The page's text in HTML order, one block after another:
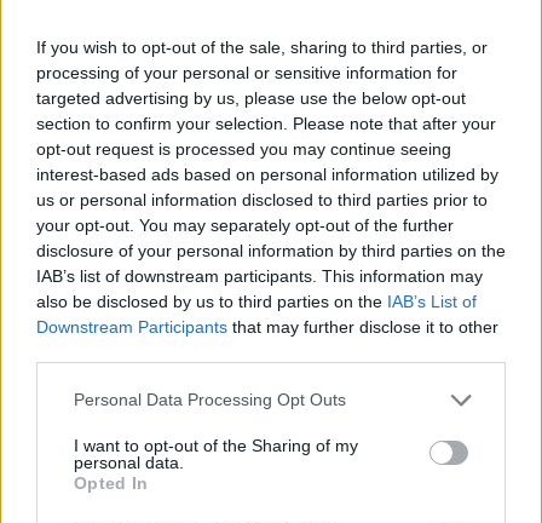
If you wish to opt-out of the sale, sharing to third parties, or
processing of your personal or sensitive information for
targeted advertising by us, please use the below opt-out
section to confirm your selection. Please note that after your
opt-out request is processed you may continue seeing
interest-based ads based on personal information utilized by
us or personal information disclosed to third parties prior to
your opt-out. You may separately opt-out of the further
disclosure of your personal information by third parties on the
IAB’s list of downstream participants. This information may
also be disclosed by us to third parties on the IAB’s List of
Downstream Participants that may further disclose it to other
Please note that this website/app uses one or more Google
not limited to your visit or usage behaviour. You may click to
grant or deny consent to Google and its third-party tags to
use your data for below specified purposes in below Google
Personal Data Processing Opt Outs
I want to opt-out of the Sharing of my
personal data.
Opted In
United
Felkészülési szezon 5. mérkőzés
Croke Park, Dublin
2026-08-12 20:30
2 nap 9 óra 38 perc 25 másodperc
AC MilanvsManchester United2026-08-15 18:00
ELŐZŐ MÉRKŐZÉSEK